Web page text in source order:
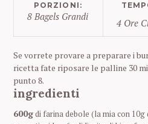
PORZIONI:
8 Bagels Grandi
4 Ore
Se vorrete provare a preparare i
ricetta fate riposare le palline 30
punto 8.
ingredienti
600gdi farina debole (la mia con 10g